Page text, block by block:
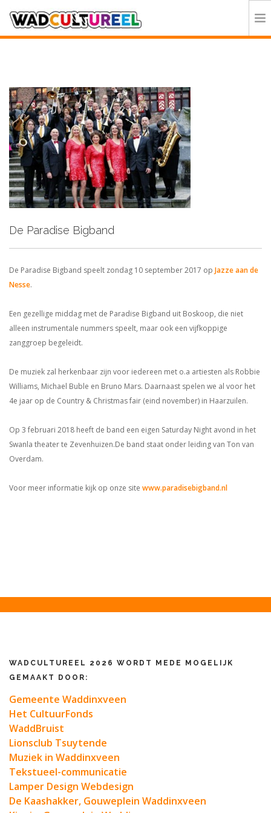
DEELNEMERS
DOE MEE
CONTACT
ORGANISATIE
De Paradise Bigband
De Paradise Bigband speelt zondag 10 september 2017 op Jazze aan de
Nesse.
Een gezellige middag met de Paradise Bigband uit Boskoop, die niet
alleen instrumentale nummers speelt, maar ook een vijfkoppige
zanggroep begeleidt.
De muziek zal herkenbaar zijn voor iedereen met o.a artiesten als Robbie
Williams, Michael Buble en Bruno Mars. Daarnaast spelen we al voor het
4e jaar op de Country & Christmas fair (eind november) in Haarzuilen.
Op 3 februari 2018 heeft de band een eigen Saturday Night avond in het
Swanla theater te Zevenhuizen.De band staat onder leiding van Ton van
Overdam.
Voor meer informatie kijk op onze site www.paradisebigband.nl
WADCULTUREEL 2026 WORDT MEDE MOGELIJK
GEMAAKT DOOR:
Gemeente Waddinxveen
Het CultuurFonds
WaddBruist
Lionsclub Tsuytende
Muziek in Waddinxveen
Tekstueel-communicatie
Lamper Design Webdesign
De Kaashakker, Gouweplein Waddinxveen